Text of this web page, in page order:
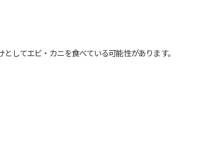
してエビ・カニを食べている可能性があります。